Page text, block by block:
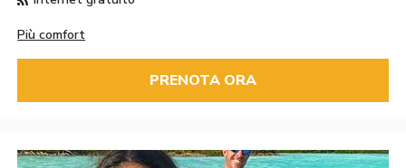
Più comfort
PRENOTA ORA